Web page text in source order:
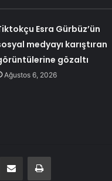
Esra Gürbüz’ün
medyayı karıştıran
gözaltı
Ağustos 6, 2026
E-Posta ile paylaş Yazdır